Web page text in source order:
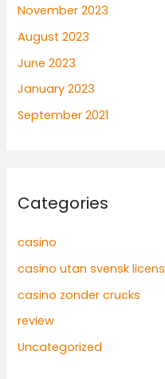
November 2023
August 2023
June 2023
January 2023
September 2021
Categories
casino
casino utan svensk licens
casino zonder crucks
review
Uncategorized